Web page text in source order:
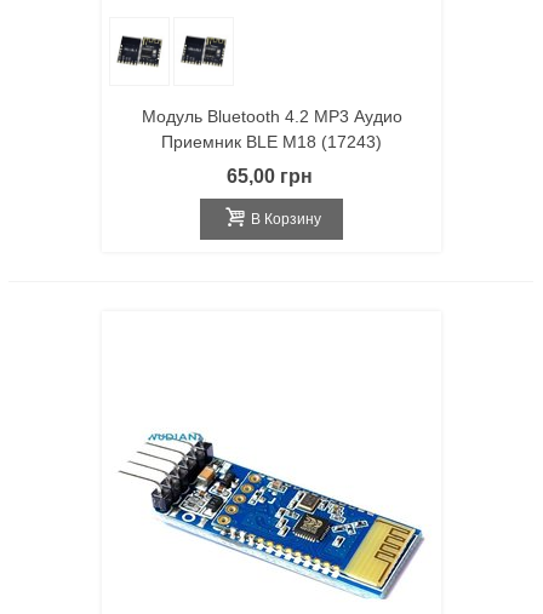
Модуль Bluetooth 4.2 MP3 Аудио
Приемник BLE M18 (17243)
65,00 грн
В Корзину